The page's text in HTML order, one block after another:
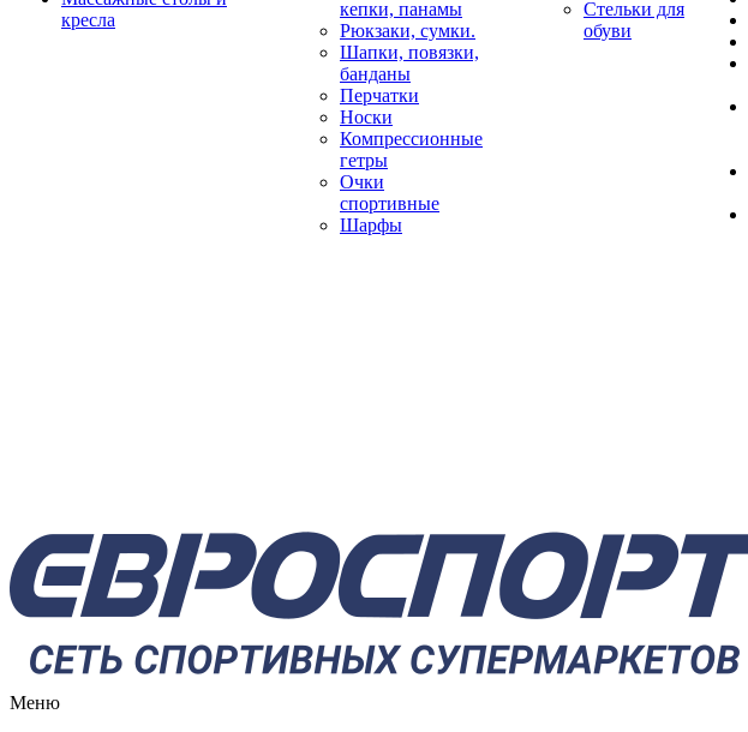
кресла
кепки, панамы
Рюкзаки, сумки.
Шапки, повязки,
банданы
Перчатки
Носки
Компрессионные
гетры
Очки
спортивные
Шарфы
Стельки для
обуви
Меню